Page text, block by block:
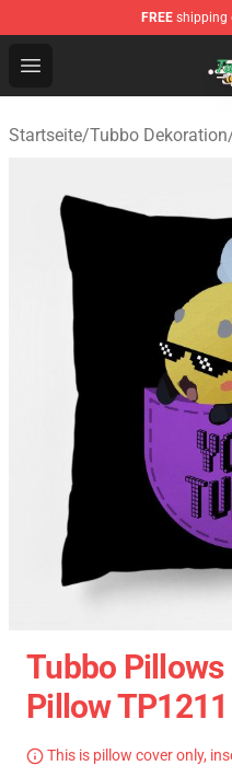
FREE shipping
Open menu
Tubbo Store - Official
Startseite/Tubbo Dekoration
Tubbo
Pillow TP1211
This is pillow cover only,